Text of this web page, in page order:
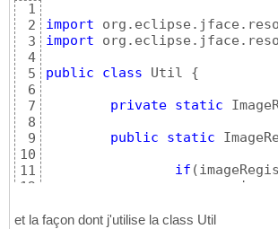
1
2
3
4
5
6
7
8
9
10
11
12
14
import
import
public
class Util {
private static
public
static
if (
et la façon dont j'utilise la class Util